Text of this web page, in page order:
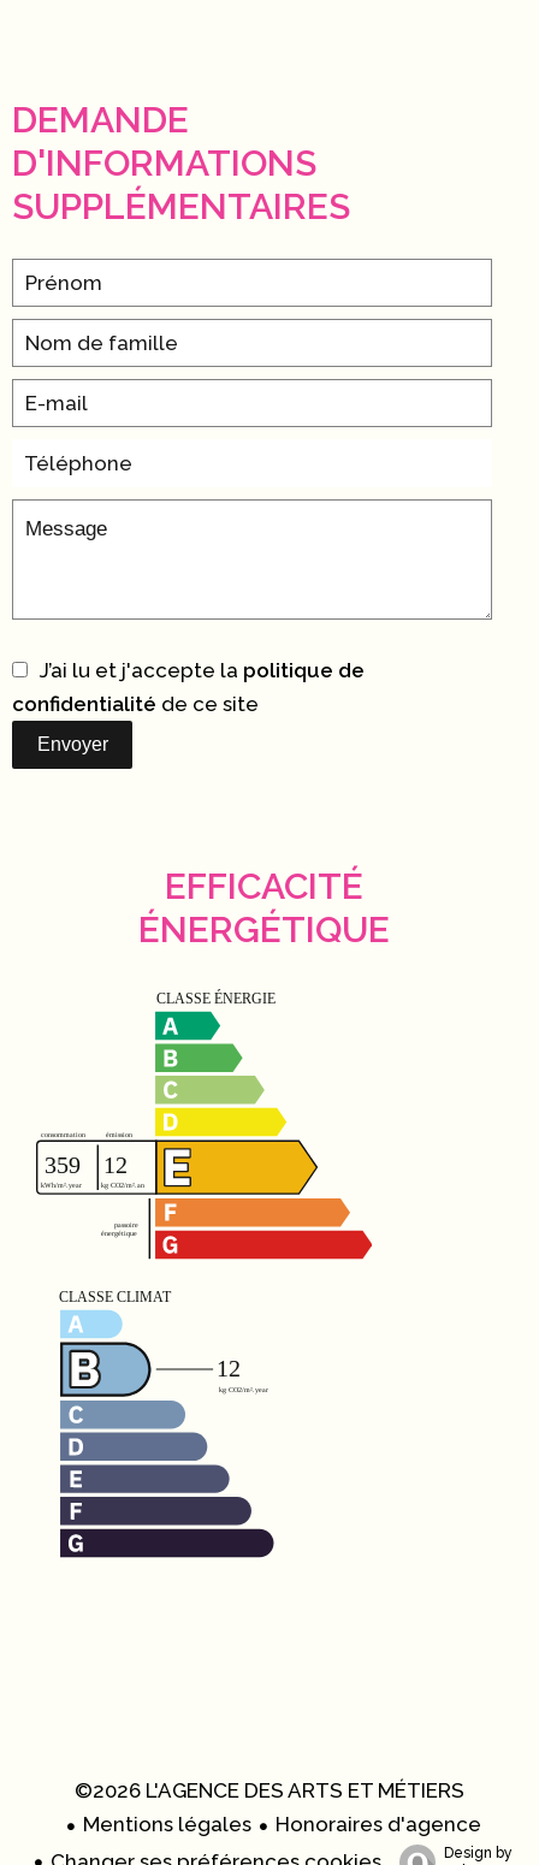
DEMANDE
D'INFORMATIONS
SUPPLÉMENTAIRES
J’ai lu et j'accepte la politique de
confidentialité de ce site
Envoyer
EFFICACITÉ
ÉNERGÉTIQUE
©2026 L'AGENCE DES ARTS ET MÉTIERS
Mentions légales
Honoraires d'agence
Design by